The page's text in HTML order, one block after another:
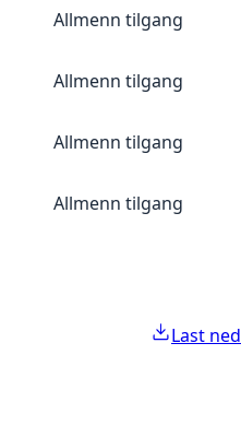
Allmenn tilgang
Allmenn tilgang
Allmenn tilgang
Allmenn tilgang
Last ned